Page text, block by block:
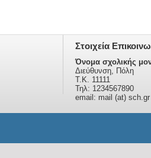
Στοιχεία
Όνομα σχολικής
Διεύθυνση, Πόλη
Τ.Κ. 11111
Τηλ: 1234567890
email: mail (at) sch.gr